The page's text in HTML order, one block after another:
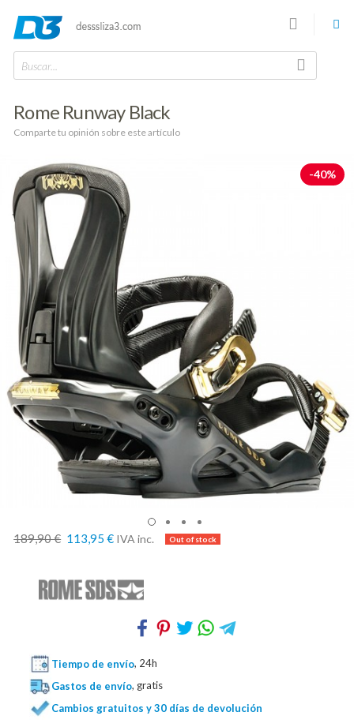
Buscar...
Rome Runway Black
Comparte tu opinión sobre este artículo
-40%
189,90 € 113,95 € IVA inc.
Tiempo de envío, 24h
Gastos de envío, gratis
Cambios gratuitos y 30 días de devolución